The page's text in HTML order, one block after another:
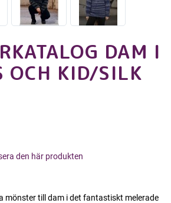
DAM I
OCH KID/SILK
den här produkten
mönster till dam i det fantastiskt melerade